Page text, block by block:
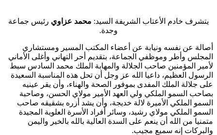
ﻳﺘﺸﺮف ﺧﺎدم اﻷﻋﺘﺎب اﻟﺸﺮﻳﻔﺔ اﻟﺴﻴﺪ: محمد عزاوي ﺭﺋﻴﺲ ﺟﻤﺎﻋﺔ
وجدة.
أصالة عن نفسه ونيابة عن أعضاء المكتب المسير ومستشاري
المجلس وأطر وموظفي الجماعة، بتقديم أحر التهاني وأغلى الأماني
لأمير المؤمنين صاحب الجلالة والمهابة الملك محمد السادس سبط
الرسول العظيم، داعيا الله عز وجل أن تحل هذه المناسبة السعيدة
على جلالة الملك المفدى بموفور الصحة والهناء، وأن يقر عينيه
بصاحب السمو الملكي ولي العهد الأمير مولاي الحسن، وصاحبة
السمو الملكي الأميرة لالة خديجة، وأن يشد أزره بشقيقه صاحب
السمو الملكي مولاي رشيد، وسائر أفراد الأسرة العلوية المجيدة
متمنيا من الله أن ينعم على السدة العالية بالله بالخير واليمن
والبركات إنه سميع مجيب.